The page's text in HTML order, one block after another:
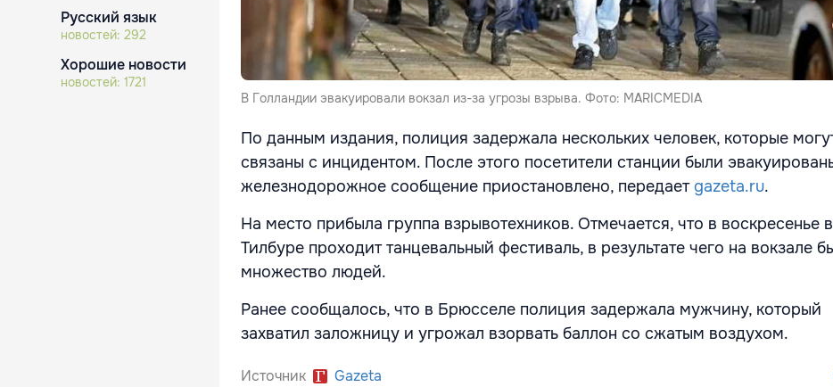
Русский язык
новостей: 292
Хорошие новости
новостей: 1721
В Голландии эвакуировали вокзал из-за угрозы взрыва. Фото: MARICMEDIA
По данным издания, полиция задержала нескольких человек, которые
связаны с инцидентом. После этого посетители станции были
железнодорожное сообщение приостановлено, передает gazeta.ru.
На место прибыла группа взрывотехников. Отмечается, что в воскресенье в
Тилбуре проходит танцевальный фестиваль, в результате чего на вокзале
множество людей.
Ранее сообщалось, что в Брюсселе полиция задержала мужчину, который
захватил заложницу и угрожал взорвать баллон со сжатым воздухом.
Источник Gazeta